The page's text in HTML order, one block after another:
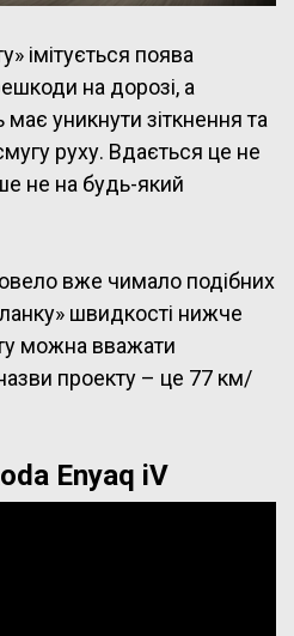
імітується поява
на дорозі, а
уникнути зіткнення та
руху. Вдається це не
не на будь-який
вже чимало подібних
швидкості нижче
можна вважати
проекту – це 77 км/
Enyaq iV